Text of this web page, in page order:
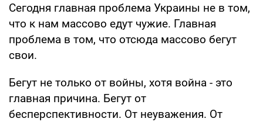
Сегодня главная проблема Украины не в том,
что к нам массово едут чужие. Главная
проблема в том, что отсюда массово бегут
свои.
Бегут не только от войны, хотя война - это
главная причина. Бегут от
бесперспективности. От неуважения. От